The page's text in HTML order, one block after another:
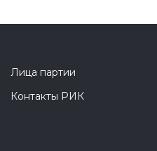
Лица партии
Контакты РИК